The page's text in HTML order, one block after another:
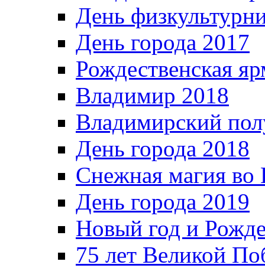
День
День города 2017
Рождественская
Владимир 2018
Владимирский
День города 2018
Снежная магия во
День города 2019
Новый год и
75 лет Великой